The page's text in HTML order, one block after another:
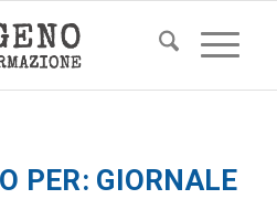
PER: GIORNALE